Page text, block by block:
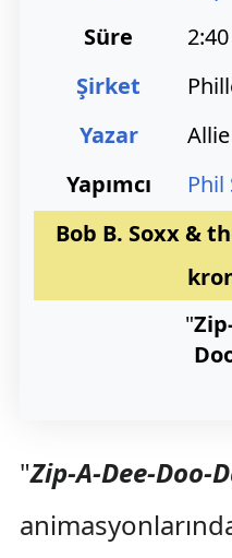
Süre
2:40
Şirket
Yazar
Yapımcı
Phil
Bob B. Soxx &
"
"Zip-A-Dee-Doo-